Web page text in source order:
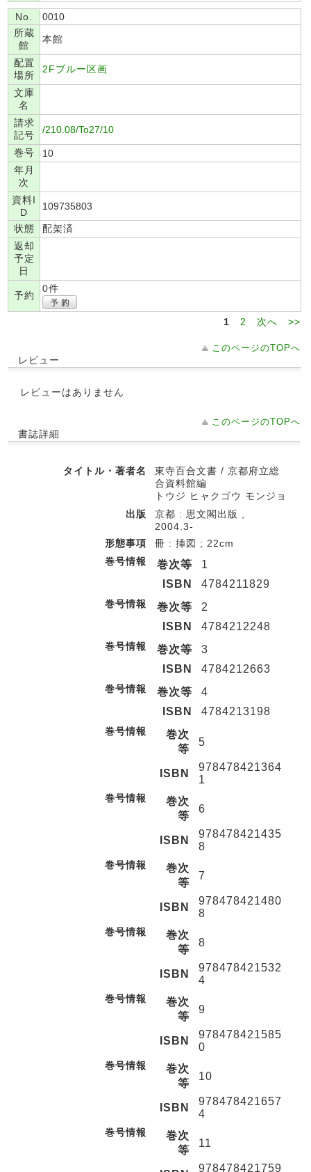
No.
0010
所蔵
館
本館
配置
場所
2Fブルー区画
文庫
名
請求
記号
/210.08/To27/10
巻号
10
年月
次
資料I
D
109735803
状態
配架済
返却
予定
日
予約
0件
1 2 次へ >>
このページのTOPへ
レビュー
レビューはありません
このページのTOPへ
書誌詳細
タイトル・著者名
東寺百合文書 / 京都府立総
合資料館編
トウジ ヒャクゴウ モンジョ
出版
京都 : 思文閣出版 ,
2004.3-
形態事項
冊 : 挿図 ; 22cm
巻号情報
巻次等
1
ISBN
4784211829
巻号情報 巻次等
2
ISBN
4784212248
巻号情報 巻次等
3
ISBN
4784212663
巻号情報 巻次等
4
ISBN
4784213198
巻号情報
巻次
等
5
ISBN
978478421364
1
巻号情報
巻次
等
6
ISBN
978478421435
8
巻号情報
巻次
等
7
ISBN
978478421480
8
巻号情報
巻次
等
8
ISBN
978478421532
4
巻号情報
巻次
等
9
ISBN
978478421585
0
巻号情報
巻次
等
10
ISBN
978478421657
4
巻号情報
巻次
等
11
978478421759